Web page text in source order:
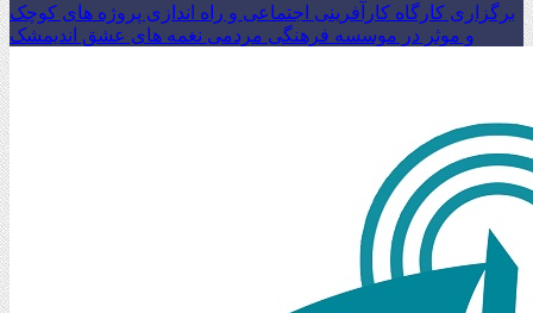
برگزاری کارگاه کارآفرینی اجتماعی و راه اندازی پروژه های کوچک
و موثر در موسسه فرهنگی مردمی نغمه های عشق اندیمشک